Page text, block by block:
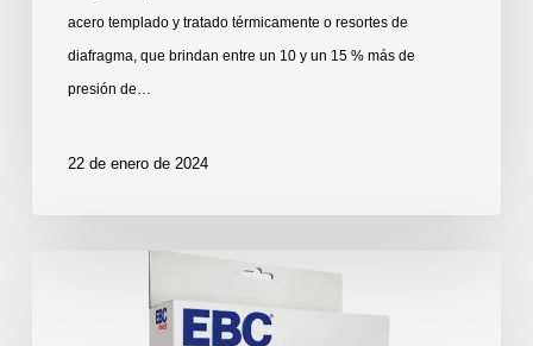
acero templado y tratado térmicamente o resortes de
diafragma, que brindan entre un 10 y un 15 % más de
presión de…
22 de enero de 2024